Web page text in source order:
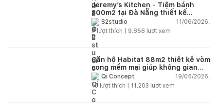
Jeremy’s Kitchen - Tiệm bánh
300m2 tại Đà Nẵng thiết kế
phong cách công nghiệp hiện đại
ngập tràn ánh sáng tự nhiên
S2studio
11/06/2026,
7lượt thích | 9.858 lượt xem
Căn hộ Habitat 88m2 thiết kế vòm
cong mềm mại giúp không gian
sống hiện đại trở nên ấm áp hơn
Qi Concept
19/05/2026,
15 lượt thích | 11.203 lượt xem